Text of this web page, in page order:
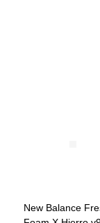
New Balance